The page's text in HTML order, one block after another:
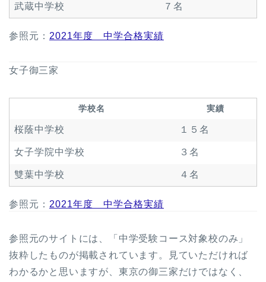
武蔵中学校 ７名
参照元： 2021年度 中学合格実績
女子御三家
学校名 実績
桜蔭中学校 １５名
女子学院中学校 ３名
雙葉中学校 ４名
参照元： 2021年度 中学合格実績
参照元のサイトには、「中学受験コース対象校のみ」
抜粋したものが掲載されています。見ていただければ
わかるかと思いますが、東京の御三家だけではなく、